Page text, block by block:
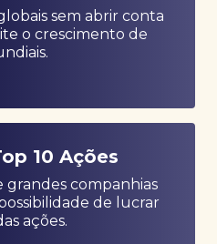
sem abrir conta
o crescimento de
10 Ações
grandes companhias
de lucrar
ações.